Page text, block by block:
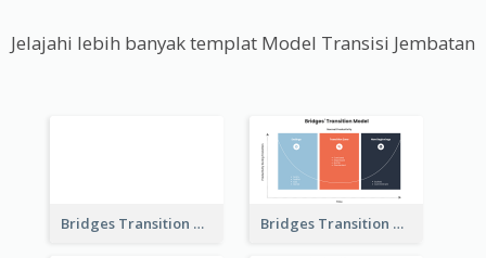
Jelajahi lebih banyak templat Model Transisi Jembatan
Bridges Transition Model Bridges Transition Model Example